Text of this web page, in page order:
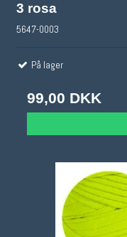
3 rosa
5647-0003
På lager
99,00 DKK